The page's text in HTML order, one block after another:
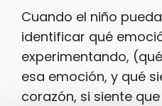
Cuando el niño
identificar qué
experimentando,
esa emoción, y qué
corazón, si siente